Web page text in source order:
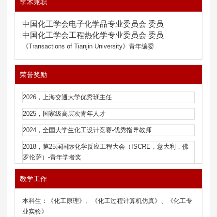
学术兼职
中国化工学会电子化学品专业委员会 委员
中国化工学会工程热化学专业委员会 委员
《Transactions of Tianjin University》青年编委
荣誉奖励
2026，上海交通大学优秀班主任
2025，国家级高层次青年人才
2024，全国大学生化工设计竞赛-优秀指导教师
2018，第25届国际化学反应工程大会（ISCRE，意大利，佛
罗伦萨）-青年学者奖
教学工作
本科生：《化工原理》、《化工过程计算机仿真》、《化工专
业实验》